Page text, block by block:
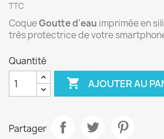
TTC
CoqueGoutte d'eau imprimée en
très protectrice de votre
Quantité
 AJOUTER AU
Partager